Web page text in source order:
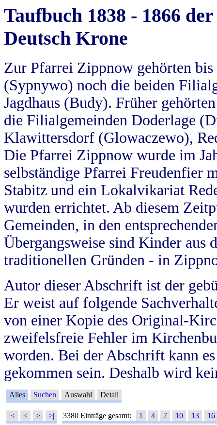
Taufbuch 1838 - 1866
Deutsch Krone
Zur Pfarrei Zippnow gehörten
(Sypnywo) noch die beiden
Jagdhaus (Budy). Früher
die Filialgemeinden Doderlage
Klawittersdorf (Glowaczewo),
Die Pfarrei Zippnow wurde im
selbständige Pfarrei Freudenfier
Stabitz und ein Lokalvikariat
wurden errichtet. Ab diesem
Gemeinden, in den
Übergangsweise sind Kinder aus
traditionellen Gründen - in
Autor dieser Abschrift ist der
Er weist auf folgende
von einer Kopie des Original-
zweifelsfreie Fehler im
worden. Bei der Abschrift kann
gekommen sein. Deshalb wird
Alles Suchen Auswahl Detail
|< < > >| 3380 Einträge gesamt: 1 4 7 10 13
16